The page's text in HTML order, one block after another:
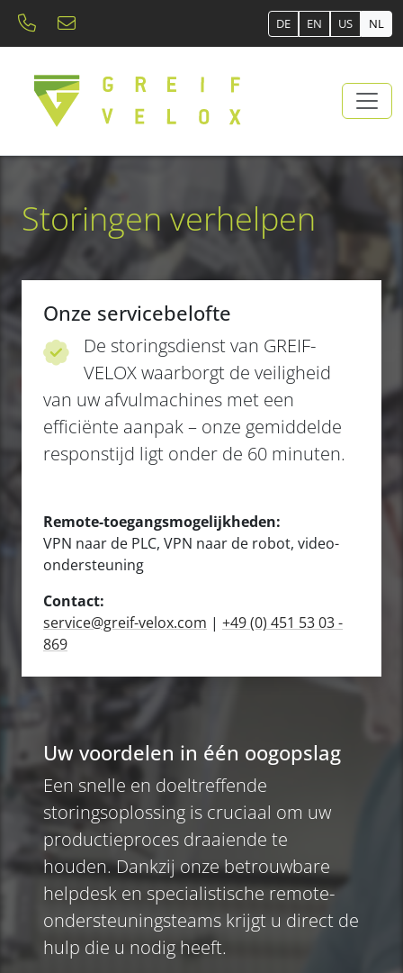
DE EN US NL
Storingen verhelpen
Onze servicebelofte
De storingsdienst van GREIF-
VELOX waarborgt de veiligheid
van uw afvulmachines met een
efficiënte aanpak – onze gemiddelde
responstijd ligt onder de 60 minuten.
Remote-toegangsmogelijkheden:
VPN naar de PLC, VPN naar de robot, video-
ondersteuning
Contact:
service@greif-velox.com | +49 (0) 451 53 03 -
869
Uw voordelen in één oogopslag
Een snelle en doeltreffende
storingsoplossing is cruciaal om uw
productieproces draaiende te
houden. Dankzij onze betrouwbare
helpdesk en specialistische remote-
ondersteuningsteams krijgt u direct de
hulp die u nodig heeft.